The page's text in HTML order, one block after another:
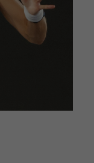
falls der
hat.